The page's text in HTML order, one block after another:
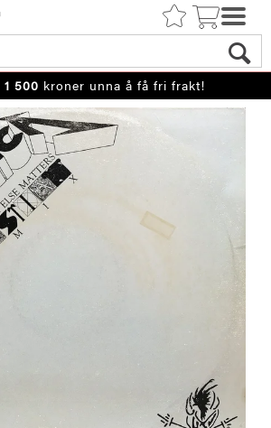
1 500 kroner unna å få fri frakt!